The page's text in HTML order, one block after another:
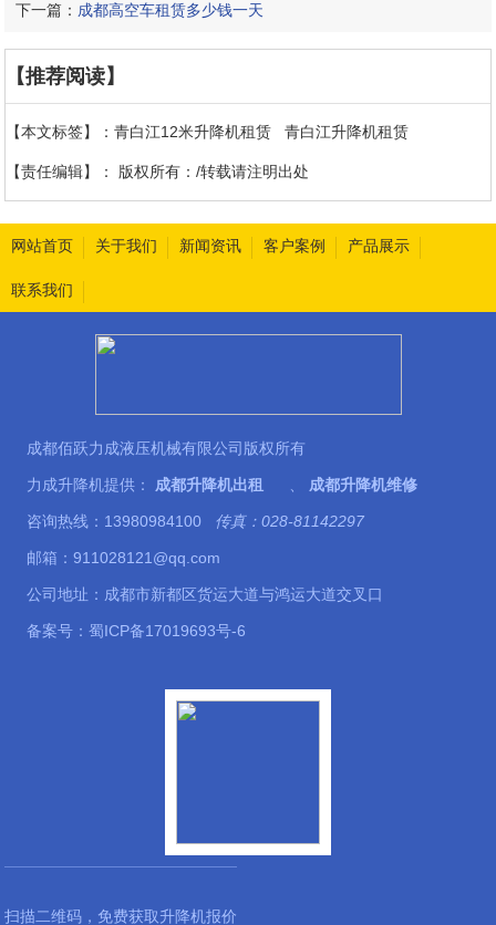
下一篇： 成都高空车租赁多少钱一天
【推荐阅读】
【本文标签】：青白江12米升降机租赁 青白江升降机租赁
【责任编辑】： 版权所有：/转载请注明出处
网站首页 关于我们 新闻资讯 客户案例 产品展示
联系我们
成都佰跃力成液压机械有限公司版权所有
力成升降机提供： 成都升降机出租 成都升降机维修
咨询热线：13980984100 传真：028-81142297
邮箱：911028121@qq.com
公司地址：成都市新都区货运大道与鸿运大道交叉口
备案号：蜀ICP备17019693号-6
扫描二维码，免费获取升降机报价